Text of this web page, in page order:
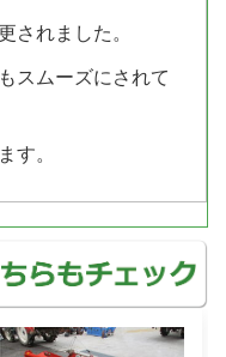
されました。
スムーズにされて
す。